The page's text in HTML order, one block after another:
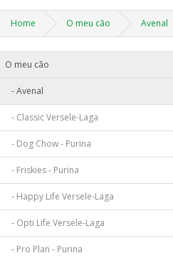
Home O meu cão Avenal
O meu cão
- Avenal
- Classic Versele-Laga
- Dog Chow - Purina
- Friskies - Purina
- Happy Life Versele-Laga
- Opti Life Versele-Laga
- Pro Plan - Purina